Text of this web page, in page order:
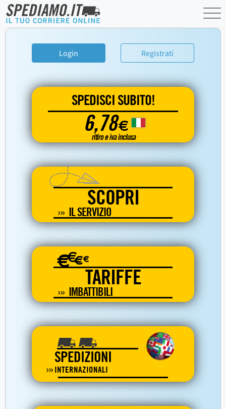
Login Registrati
SPEDISCI SUBITO!
6,78€
ritiro e iva inclusa
SCOPRI
IL SERVIZIO
€€€€
TARIFFE
IMBATTIBILI
SPEDIZIONI
INTERNAZIONALI